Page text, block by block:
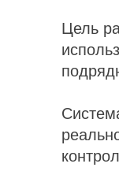
Цель